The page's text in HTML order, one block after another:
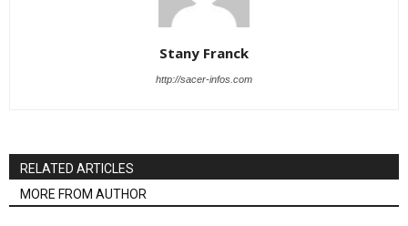
Stany Franck
http://sacer-infos.com
RELATED ARTICLES
MORE FROM AUTHOR